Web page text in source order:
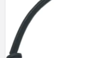
Temperatura
de
Gases